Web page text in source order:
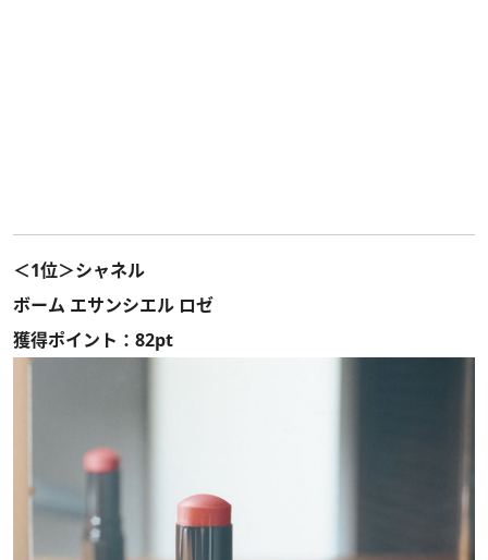
＜1位＞シャネル
ボーム エサンシエル ロゼ
獲得ポイント：82pt